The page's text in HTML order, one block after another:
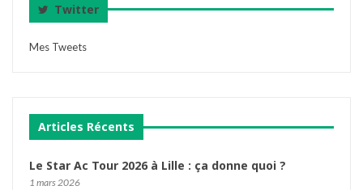
Twitter
Mes Tweets
Articles Récents
Le Star Ac Tour 2026 à Lille : ça donne quoi ?
1 mars 2026